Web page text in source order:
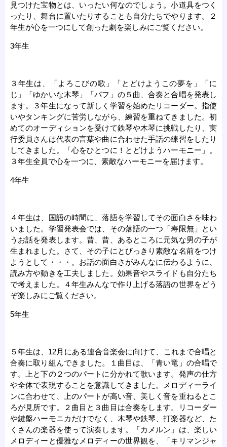
見つけた宝物とは、いったい何なのでしょう。小道具をつく
ったり、舞台に置いたりすることも自分たちでやります。２
年生が心を一つにして創った劇を楽しみにご覧ください。
3年生
３年生は、「よろこびの歌」「とどけようこの夢を」「に
じ」「ゆかいな木琴」「パフ」の５曲、合奏と合唱を発表し
ます。３年生になって新しく学習を始めたリコーダー。指使
いやタンキングに苦労しながら、練習を重ねてきました。初
めてのオーディションを受けて鉄琴や木琴に挑戦したり、実
行委員さんは代表の言葉や曲に合わせた手話の練習をしたり
してきました。「心をひとつに！とどけようハーモニー」。
３年生全員で心を一つに、素敵なハーモニーを届けます。
4年生
４年生は、国語の時間に、落語を学習してその面白さを味わ
いました。学習発表会では、その落語の一つ「寿限無」とい
うお話を発表します。昔、昔、あるところに元気な男の子が
生まれました。さて、その子にとびっきり素敵な名前をつけ
ようとして・・・。お話の面白さがみんなに伝わるように、
読み方や動きを工夫しました。効果音やスライドも自分たち
で考えました。４年生みんなで作り上げる落語の世界をどう
ぞ楽しみにご覧ください。
5年生
５年生は、12月にある連合音楽会に向けて、これまで合唱と
合奏に取り組んできました。１曲目は、「青い竜」の合唱で
す。上と下の２つのパートに分かれて歌います。発声の仕方
や全体で表現することを意識してきました。メロディーライ
ンに合わせて、上のパートが高い音、美しく音を重ねるとこ
ろが見所です。２曲目と３曲目は合奏をします。リコーダー
や鍵盤ハーモニカだけでなく、木琴や鉄琴、打楽器など、た
くさんの楽器を使って演奏します。「カメルン」は、楽しい
メロディーと優雅なメロディーの世界観を、「キリマンジャ